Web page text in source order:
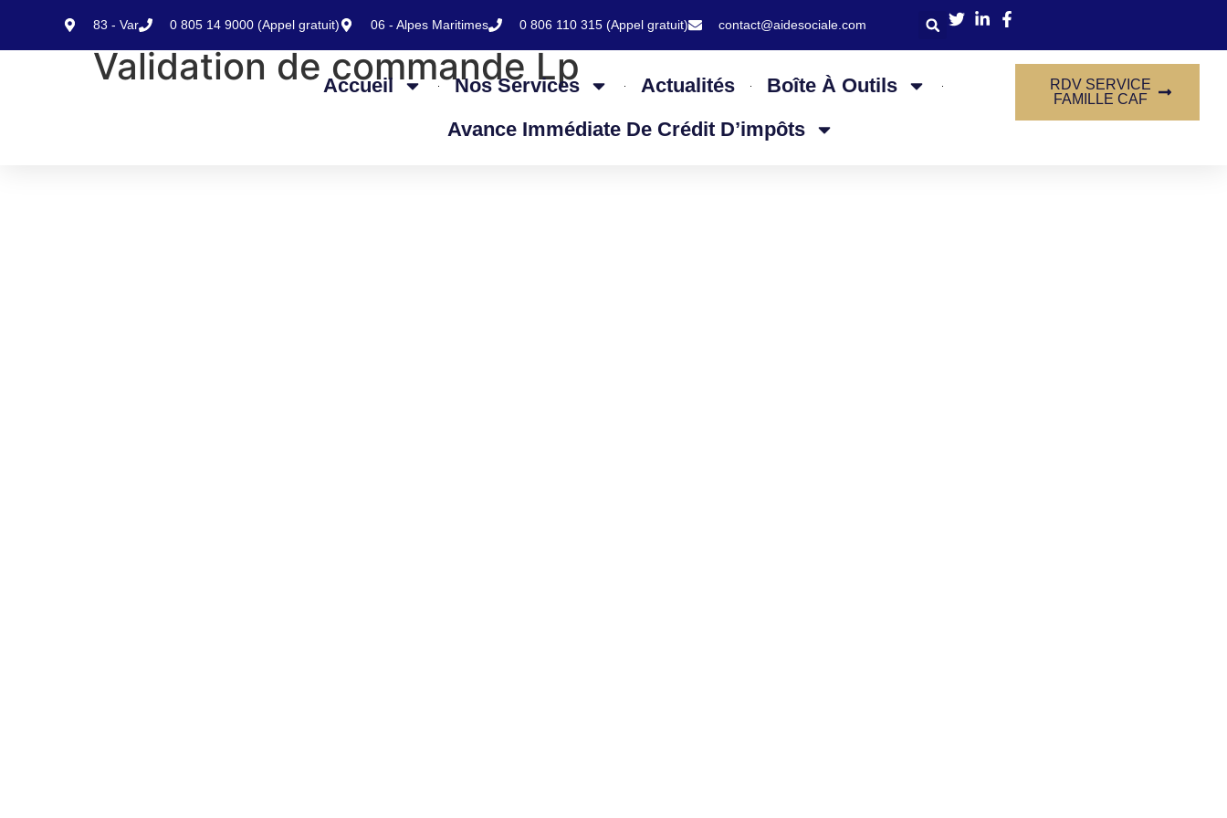
83 - Var 0 805 14 9000 (Appel gratuit) 06 - Alpes Maritimes 0 806 110 315 (Appel gratuit) contact@aidesociale.com
Accueil Nos Services Actualités
Boîte À Outils
Avance Immédiate De Crédit D’impôts
RDV SERVICE
FAMILLE CAF
Validation de commande Lp